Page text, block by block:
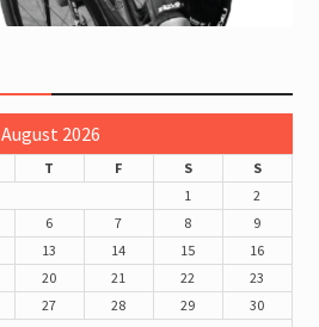
August 2026
T F S
S
1
2
6 7 8
9
13 14 15
16
20 21 22
23
27 28 29
30